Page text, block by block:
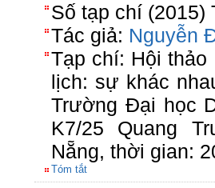
Số tạp chí (2015)
Tác giả: Nguyễn
Tạp chí: Hội thảo
lịch: sự khác
Trường Đại học
K7/25 Quang
Nẵng, thời gian:
Tóm tắt